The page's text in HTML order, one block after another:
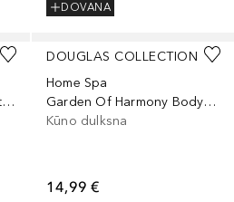
DOVANA
Live The Moment Body Lotion
DOUGLAS COLLECTION
Home Spa
Garden Of Harmony Body Mist
Kūno dulksna
14,99 €